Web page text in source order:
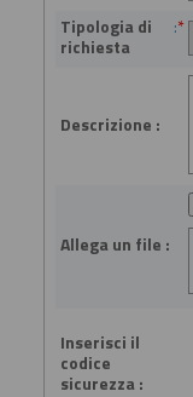
Tipologia di
richiesta
:*
Descrizione :
Allega un file :
Inserisci il
codice
sicurezza :